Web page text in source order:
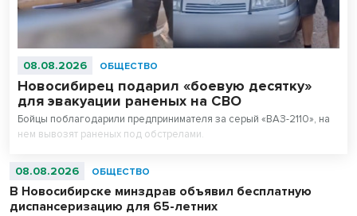
08.08.2026 ОБЩЕСТВО
Новосибирец подарил «боевую десятку»
для эвакуации раненых на СВО
Бойцы поблагодарили предпринимателя за серый «ВАЗ-2110», на
нем вывозят раненых под обстрелами.
08.08.2026 ОБЩЕСТВО
В Новосибирске минздрав объявил бесплатную
диспансеризацию для 65-летних